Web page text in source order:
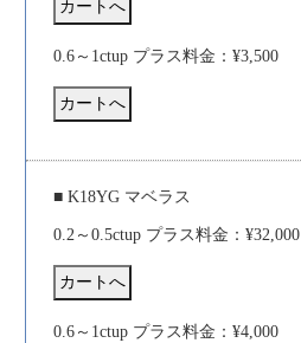
0.6～1ctup プラス料金：¥3,500
■ K18YG マベラス
0.2～0.5ctup プラス料金：¥32,000
0.6～1ctup プラス料金：¥4,000